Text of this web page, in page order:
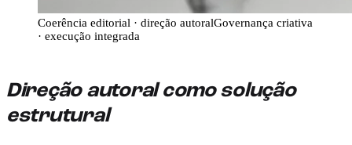
Coerência editorial · direção autoralGovernança criativa
· execução integrada
Direção autoral como solução
estrutural